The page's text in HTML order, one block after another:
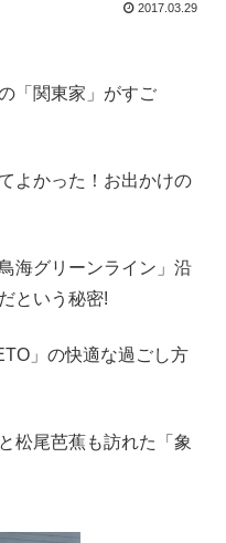
2017.03.29
「関東家」がすご
よかった！お出かけの
海グリーンライン」沿
という秘密!
」の快適な過ごし方
松尾芭蕉も訪れた「象